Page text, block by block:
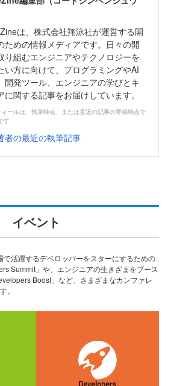
は、株式会社翔泳社が運営する開
ための情報メディアです。日々の開
り組むエンジニアやテクノロジーを
い方に向けて、プログラミングやAI
開発ツール、エンジニアの学びとキ
に関する記事をお届けしています。
ールは、執筆時点、または直近の記事の寄稿時点で
す
者の最近の執筆記事
イベント
活躍するデベロッパーをスターにするための
Summit」や、エンジニアの生きざまをブース
Boost」など、さまざまなカンファレ
。